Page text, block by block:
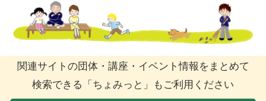
関連サイトの団体・講座・イベント情報をまとめて
検索できる「ちょみっと」もご利用ください